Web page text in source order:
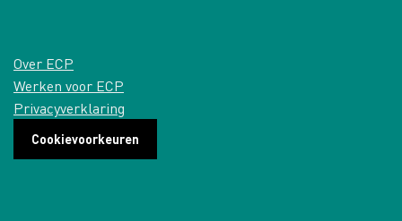
Over ECP
Werken voor ECP
Privacyverklaring
Cookievoorkeuren